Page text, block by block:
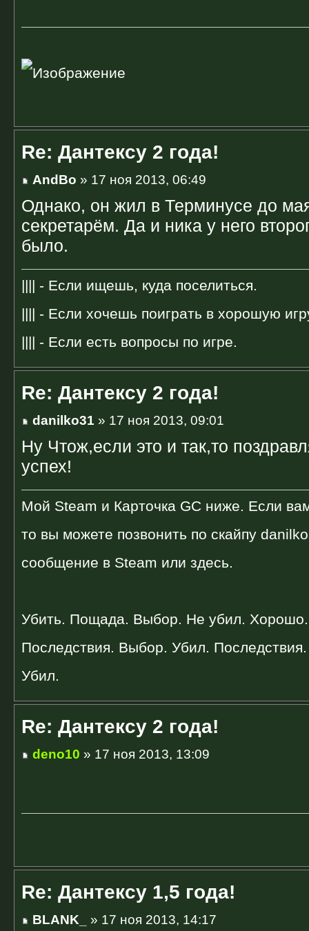
Re: Дантексу 2 года!
AndBo » 17 ноя 2013, 06:49
Однако, он жил в Терминусе до
секретарём. Да и ника у него
было.
|||| - Если ищешь, куда поселиться.
|||| - Если хочешь поиграть в хорошую
|||| - Если есть вопросы по игре.
Re: Дантексу 2 года!
danilko31 » 17 ноя 2013, 09:01
Ну Чтож,если это и так,то
успех!
Мой Steam и Карточка GC ниже. Если
то вы можете позвонить по скайпу
сообщение в Steam или здесь.
Убить. Пощада. Выбор. Не убил.
Последствия. Выбор. Убил.
Убил.
Re: Дантексу 2 года!
deno10 » 17 ноя 2013, 13:09
Re: Дантексу 1,5 года!
BLANK_ » 17 ноя 2013, 14:17